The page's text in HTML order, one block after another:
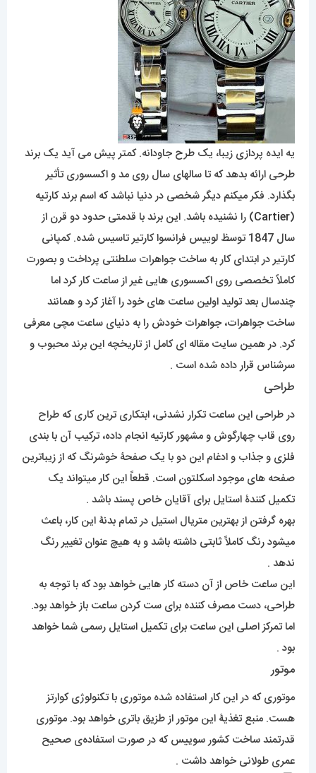
یه ایده پردازی زیبا، یک طرح جاودانه. کمتر پیش می آید یک برند
طرحی ارائه بدهد که تا سالهای سال روی مد و اکسسوری تأثیر
بگذارد. فکر میکنم دیگر شخصی در دنیا نباشد که اسم برند کارتیه
(
Cartier) را نشنیده باشد. این برند با قدمتی حدود دو قرن از
سال 1847 توسظ لوییس فرانسوا کارتیر تاسیس شده. کمپانی
کارتیر در ابتدای کار به ساخت جواهرات سلطنتی پرداخت و بصورت
کاملاً تخصصی روی اکسسوری هایی غیر از ساعت کار کرد اما
چندسال بعد تولید اولین ساعت های خود را آغاز کرد و همانند
ساخت جواهرات، جواهرات خودش را به دنیای ساعت مچی معرفی
کرد. در همین سایت مقاله ای کامل از تاریخچه این برند محبوب و
سرشناس قرار داده شده است .
طراحی
در طراحی این ساعت تکرار نشدنی، ابتکاری ترین کاری که طراح
روی قاب چهارگوش و مشهور کارتیه انجام داده، ترکیب آن با بندی
فلزی و جذاب و ادغام این دو با یک صفحۀ خوشرنگ که از زیباترین
صفحه های موجود اسکلتون است. قطعاً این کار میتواند یک
تکمیل کنندۀ استایل برای آقایان خاص پسند باشد .
بهره گرفتن از بهترین متریال استیل در تمام بدنۀ این کار، باعث
میشود رنگ کاملاً ثابتی داشته باشد و به هیچ عنوان تغییر رنگ
ندهد .
این ساعت خاص از آن دسته کار هایی خواهد بود که با توجه به
طراحی، دست مصرف کننده برای ست کردن ساعت باز خواهد بود.
اما تمرکز اصلی این ساعت برای تکمیل استایل رسمی شما خواهد
بود .
موتور
موتوری که در این کار استفاده شده موتوری با تکنولوژی کوارتز
هست. منبع تغذیۀ این موتور از طزیق باتری خواهد بود. موتوری
قدرتمند ساخت کشور سوییس که در صورت استفاده‌ی صحیح
عمری طولانی خواهد داشت .